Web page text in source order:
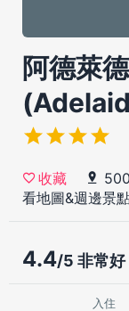
阿德萊
收藏
看地圖&週邊景
4.4/5 非常好
入住